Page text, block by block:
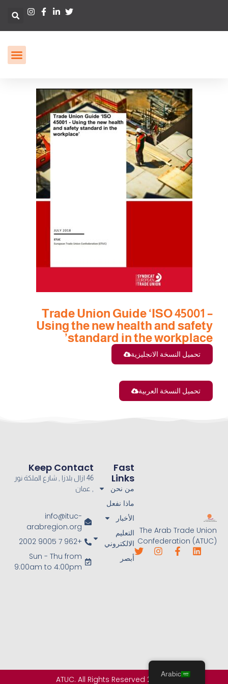
Trade Union Guide ‘ISO 45001 –
Using the new health and safety
standard in the workplace’
تحميل النسخة الانجليزية
تحميل النسخة العربية
The Arab Trade Union
Confederation (ATUC)
Fast
Links
من نحن
ماذا نفعل
الأخبار
التعليم
الالكتروني
أبصر
Keep Contact
46 ازال بلازا , شارع الملكة نور
, عمان
info@ituc-
arabregion.org
+962 7 9005 2002
Sun - Thu from
9:00am to 4:00pm
© 2025 ATUC. All Rights Reserved
Arabic